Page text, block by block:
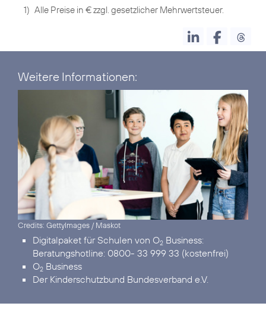
1) Alle Preise in € zzgl. gesetzlicher Mehrwertsteuer.
Weitere Informationen:
Credits: GettyImages / Maskot
Digitalpaket für Schulen von O2 Business:
Beratungshotline: 0800- 33 999 33 (kostenfrei)
O2 Business
Der Kinderschutzbund Bundesverband e.V.